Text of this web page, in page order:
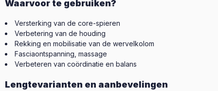
Waarvoor te gebruiken?
Versterking van de core-spieren
Verbetering van de houding
Rekking en mobilisatie van de wervelkolom
Fasciaontspanning, massage
Verbeteren van coördinatie en balans
Lengtevarianten en aanbevelingen